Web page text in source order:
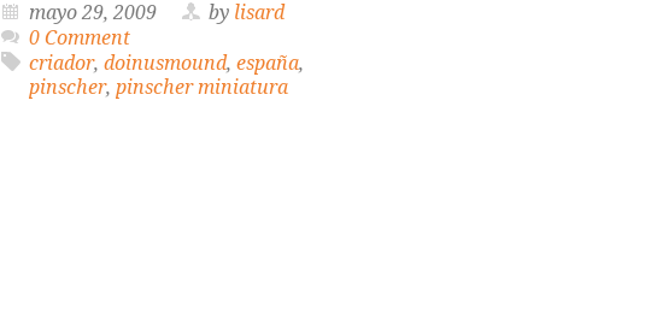
mayo 29, 2009 by lisard
0 Comment
criador, doinusmound, españa,
pinscher, pinscher miniatura